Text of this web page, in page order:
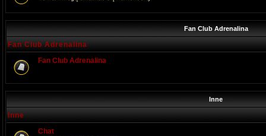
Fan Club Adrenalina
Fan Club Adrenalina
Fan Club Adrenalina
Inne
Inne
Chat